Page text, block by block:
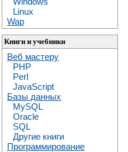
Linux
Wap
Книги и учебники
Веб мастеру
PHP
Perl
JavaScript
Базы данных
MySQL
Oracle
SQL
Другие книги
Программирование